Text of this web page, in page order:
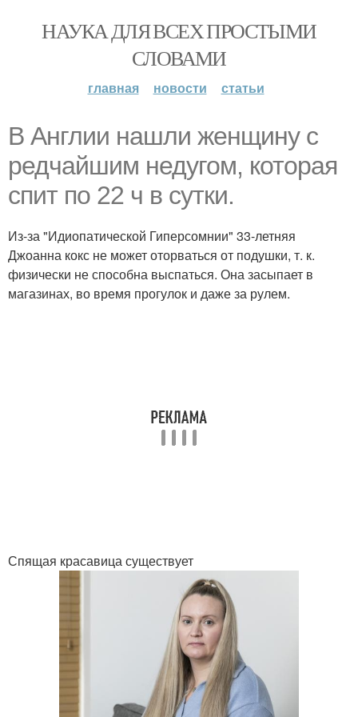
НАУКА ДЛЯ ВСЕХ ПРОСТЫМИ
СЛОВАМИ
главная новости статьи
В Англии нашли женщину с
редчайшим недугом, которая
спит по 22 ч в сутки.
Из-за "Идиопатической Гиперсомнии" 33-летняя
Джоанна кокс не может оторваться от подушки, т. к.
физически не способна выспаться. Она засыпает в
магазинах, во время прогулок и даже за рулем.
Спящая красавица существует